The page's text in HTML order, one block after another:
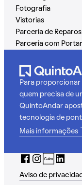
Fotografia
Vistorias
Parceria de Reparos
Parceria com
Para proporcionar
quem precisa de
QuintoAndar
tecnologia de
Mais informações
Aviso de